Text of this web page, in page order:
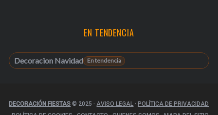
EN TENDENCIA
Decoracion Navidad
DECORACIÓN FIESTAS © 2025 · AVISO LEGAL · POLÍTICA DE PRIVACIDAD